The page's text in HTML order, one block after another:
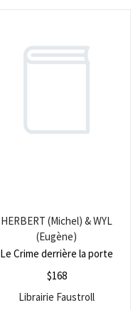
Le Crime derrière la porte
HERBERT (Michel) & WYL
(Eugène)
$168
Librairie Faustroll